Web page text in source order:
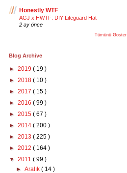
Honestly WTF
AGJ x HWTF: DIY Lifeguard Hat
2 ay önce
Tümünü Göster
Blog Archive
► 2019 ( 19 )
► 2018 ( 10 )
► 2017 ( 15 )
► 2016 ( 99 )
► 2015 ( 67 )
► 2014 ( 200 )
► 2013 ( 225 )
► 2012 ( 164 )
▼ 2011 ( 99 )
►Aralık( 14 )